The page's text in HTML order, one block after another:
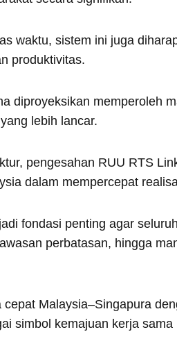
waktu, sistem ini juga
produktivitas.
diproyeksikan memperoleh
lebih lancar.
pengesahan RUU RTS
dalam mempercepat
fondasi penting agar
perbatasan, hingga
cepat Malaysia–Singapura
simbol kemajuan kerja sama